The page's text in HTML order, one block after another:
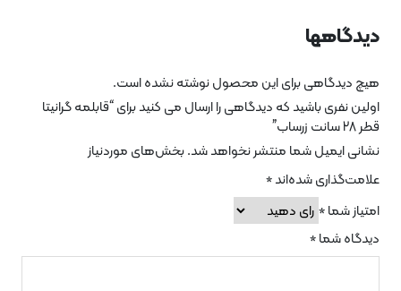
برای این محصول نوشته نشده است.
باشید که دیدگاهی را ارسال می کنید برای “قابلمه گرانیتا
شما منتشر نخواهد شد. بخش‌های موردنیاز
شده‌اند*
*